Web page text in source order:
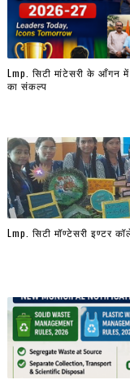
Lmp. सिटी मांटेसरी के आँगन
का संकल्प
Lmp. सिटी मॉण्टेसरी इण्टर